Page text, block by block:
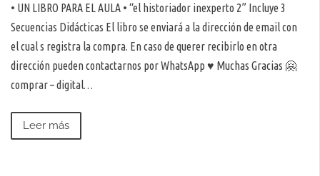
• UN LIBRO PARA EL AULA • “el historiador inexperto 2” Incluye 3
Secuencias Didácticas El libro se enviará a la dirección de email con
el cual s registra la compra. En caso de querer recibirlo en otra
dirección pueden contactarnos por WhatsApp ♥️ Muchas Gracias 🤗
comprar – digital…
Leer más